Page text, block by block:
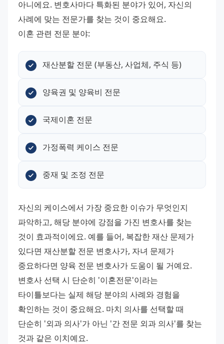
아니에요. 변호사마다 특화된 분야가 있어, 자신의
사례에 맞는 전문가를 찾는 것이 중요해요.
이혼 관련 전문 분야:
재산분할 전문 (부동산, 사업체, 주식 등)
양육권 및 양육비 전문
국제이혼 전문
가정폭력 케이스 전문
중재 및 조정 전문
자신의 케이스에서 가장 중요한 이슈가 무엇인지
파악하고, 해당 분야에 강점을 가진 변호사를 찾는
것이 효과적이에요. 예를 들어, 복잡한 재산 문제가
있다면 재산분할 전문 변호사가, 자녀 문제가
중요하다면 양육 전문 변호사가 도움이 될 거예요.
변호사 선택 시 단순히 '이혼전문'이라는
타이틀보다는 실제 해당 분야의 사례와 경험을
확인하는 것이 중요해요. 마치 의사를 선택할 때
단순히 '외과 의사'가 아닌 '간 전문 외과 의사'를 찾는
것과 같은 이치예요.